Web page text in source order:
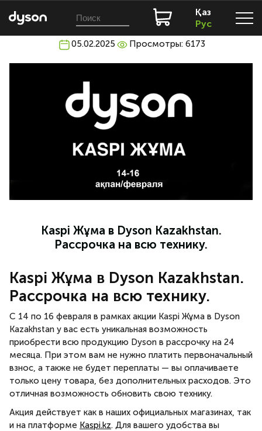
Қаз
Рус
05.02.2025 Просмотры: 6173
Kaspi Жұма в Dyson Kazakhstan.
Рассрочка на всю технику.
Kaspi Жұма в Dyson Kazakhstan.
Рассрочка на всю технику.
С 14 по 16 февраля в рамках акции Kaspi Жұма в Dyson
Kazakhstan у вас есть уникальная возможность
приобрести всю продукцию Dyson в рассрочку на 24
месяца. При этом вам не нужно платить первоначальный
взнос, а также не будет переплаты — вы оплачиваете
только цену товара, без дополнительных расходов. Это
отличная возможность обновить свою технику.
Акция действует как в наших официальных магазинах, так
и на платформе Kaspi.kz. Для вашего удобства вы